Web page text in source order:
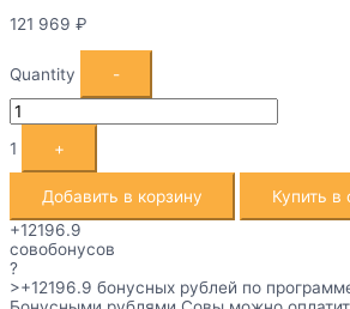
121 969 ₽
Quantity -
1 +
Добавить в корзину
Купить в
+12196.9
совобонусов
?
>+12196.9 бонусных рублей по